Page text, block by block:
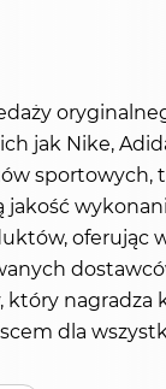
jak Nike,
sportowych,
jakość
oferując
dla